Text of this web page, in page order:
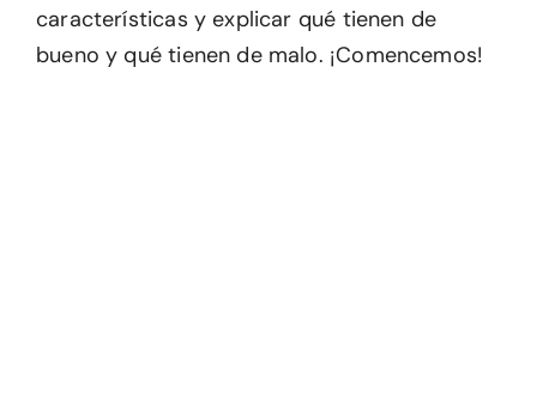
características y explicar qué tienen de
bueno y qué tienen de malo. ¡Comencemos!